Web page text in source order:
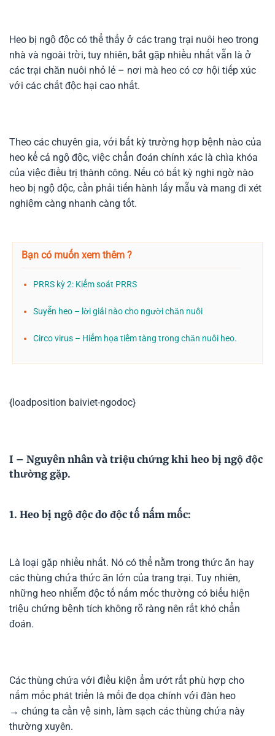
Heo bị ngộ độc có thể thấy ở các trang trại nuôi heo trong
nhà và ngoài trời, tuy nhiên, bắt gặp nhiều nhất vẫn là ở
các trại chăn nuôi nhỏ lẻ – nơi mà heo có cơ hội tiếp xúc
với các chất độc hại cao nhất.
Theo các chuyên gia, với bất kỳ trường hợp bệnh nào của
heo kể cả ngộ độc, việc chẩn đoán chính xác là chìa khóa
của việc điều trị thành công. Nếu có bất kỳ nghi ngờ nào
heo bị ngộ độc, cần phải tiến hành lấy mẫu và mang đi xét
nghiệm càng nhanh càng tốt.
Bạn có muốn xem thêm ?
PRRS kỳ 2: Kiểm soát PRRS
Suyễn heo – lời giải nào cho người chăn nuôi
Circo virus – Hiểm họa tiềm tàng trong chăn nuôi heo.
{loadposition baiviet-ngodoc}
I – Nguyên nhân và triệu chứng khi heo bị ngộ độc
thường gặp.
1. Heo bị ngộ độc do độc tố nấm mốc:
Là loại gặp nhiều nhất. Nó có thể nằm trong thức ăn hay
các thùng chứa thức ăn lớn của trang trại. Tuy nhiên,
những heo nhiễm độc tố nấm mốc thường có biểu hiện
triệu chứng bệnh tích không rõ ràng nên rất khó chẩn
đoán.
Các thùng chứa với điều kiện ẩm ướt rất phù hợp cho
nấm mốc phát triển là mối đe dọa chính với đàn heo
→ chúng ta cần vệ sinh, làm sạch các thùng chứa này
thường xuyên.